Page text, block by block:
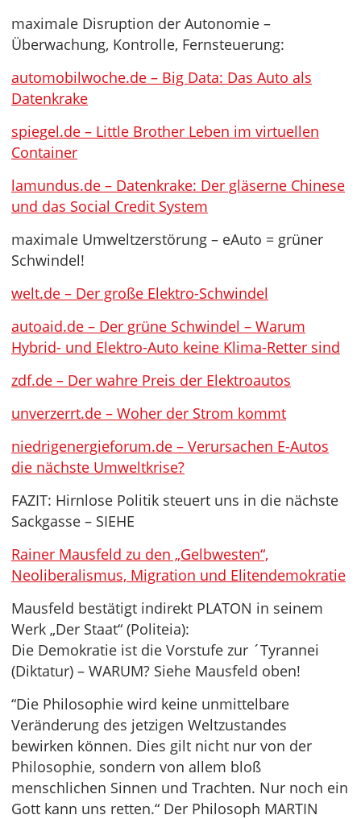
maximale Disruption der Autonomie –
Überwachung, Kontrolle, Fernsteuerung:
automobilwoche.de – Big Data: Das Auto als
Datenkrake
spiegel.de – Little Brother Leben im virtuellen
Container
lamundus.de – Datenkrake: Der gläserne Chinese
und das Social Credit System
maximale Umweltzerstörung – eAuto = grüner
Schwindel!
welt.de – Der große Elektro-Schwindel
autoaid.de – Der grüne Schwindel – Warum
Hybrid- und Elektro-Auto keine Klima-Retter sind
zdf.de – Der wahre Preis der Elektroautos
unverzerrt.de – Woher der Strom kommt
niedrigenergieforum.de – Verursachen E-Autos
die nächste Umweltkrise?
FAZIT: Hirnlose Politik steuert uns in die nächste
Sackgasse – SIEHE
Rainer Mausfeld zu den „Gelbwesten“,
Neoliberalismus, Migration und Elitendemokratie
Mausfeld bestätigt indirekt PLATON in seinem
Werk „Der Staat“ (Politeia):
Die Demokratie ist die Vorstufe zur ´Tyrannei
(Diktatur) – WARUM? Siehe Mausfeld oben!
“Die Philosophie wird keine unmittelbare
Veränderung des jetzigen Weltzustandes
bewirken können. Dies gilt nicht nur von der
Philosophie, sondern von allem bloß
menschlichen Sinnen und Trachten. Nur noch ein
Gott kann uns retten.“ Der Philosoph MARTIN